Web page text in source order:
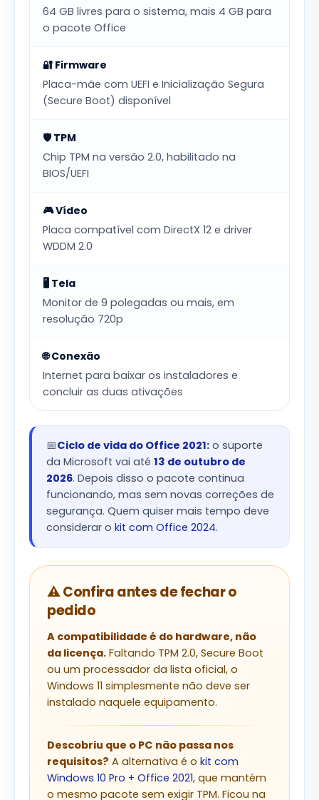
64 GB livres para o sistema, mais 4 GB para
o pacote Office
🔐 Firmware
Placa-mãe com UEFI e Inicialização Segura
(Secure Boot) disponível
🛡️ TPM
Chip TPM na versão 2.0, habilitado na
BIOS/UEFI
🎮 Vídeo
Placa compatível com DirectX 12 e driver
WDDM 2.0
🖥️ Tela
Monitor de 9 polegadas ou mais, em
resolução 720p
🌐 Conexão
Internet para baixar os instaladores e
concluir as duas ativações
📅Ciclo de vida do Office 2021: o suporte
da Microsoft vai até 13 de outubro de
2026. Depois disso o pacote continua
funcionando, mas sem novas correções de
segurança. Quem quiser mais tempo deve
considerar o kit com Office 2024.
⚠️ Confira antes de fechar o
pedido
A compatibilidade é do hardware, não
da licença. Faltando TPM 2.0, Secure Boot
ou um processador da lista oficial, o
Windows 11 simplesmente não deve ser
instalado naquele equipamento.
Descobriu que o PC não passa nos
requisitos? A alternativa é o kit com
Windows 10 Pro + Office 2021, que mantém
o mesmo pacote sem exigir TPM. Ficou na